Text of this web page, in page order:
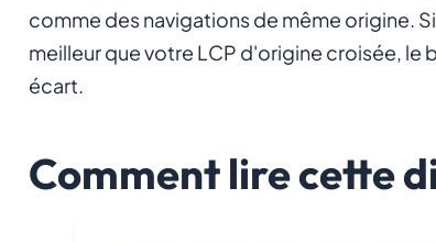
comme des navigations de même origine.
meilleur que votre LCP d'origine croisée,
écart.
Comment lire cette